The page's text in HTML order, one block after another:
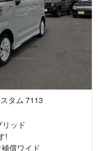
タム 7113
ッド
!
償ワイド